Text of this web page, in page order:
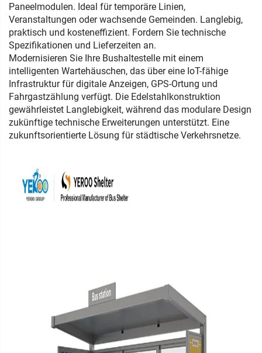
Paneelmodulen. Ideal für temporäre Linien,
Veranstaltungen oder wachsende Gemeinden. Langlebig,
praktisch und kosteneffizient. Fordern Sie technische
Spezifikationen und Lieferzeiten an.
Modernisieren Sie Ihre Bushaltestelle mit einem
intelligenten Wartehäuschen, das über eine IoT-fähige
Infrastruktur für digitale Anzeigen, GPS-Ortung und
Fahrgastzählung verfügt. Die Edelstahlkonstruktion
gewährleistet Langlebigkeit, während das modulare Design
zukünftige technische Erweiterungen unterstützt. Eine
zukunftsorientierte Lösung für städtische Verkehrsnetze.